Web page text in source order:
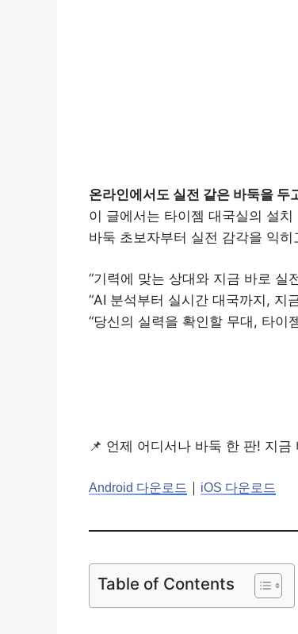
온라인에서도 실전 같은 바둑을
이 글에서는 타이젬 대국실의 설
바둑 초보자부터 실전 감각을 익
“기력에 맞는 상대와 지금 바로 실
“AI 분석부터 실시간 대국까지, 지
“당신의 실력을 확인할 무대, 타이
📌 언제 어디서나 바둑 한 판! 지
Android 다운로드 ｜ iOS 다운로드
Table of Contents